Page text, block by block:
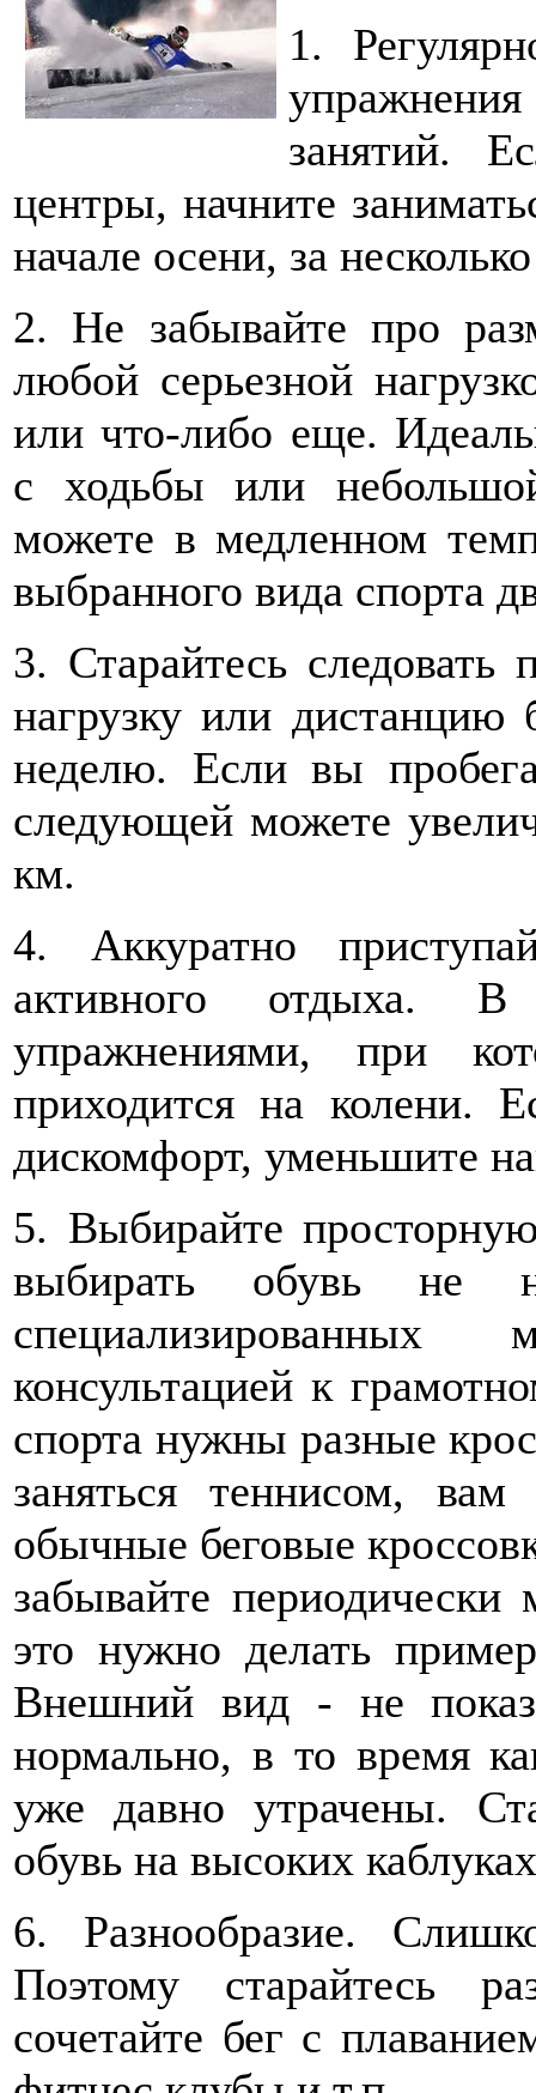
1.
занятий.
центры, начните
начале осени, за
2. Не забывайте про
любой серьезной
или что-либо еще.
с ходьбы или
можете в медленном
выбранного вида спорта
3. Старайтесь
нагрузку или
неделю. Если вы
следующей можете
км.
4. Аккуратно
активного отдыха. В
упражнениями, при
приходится на колени.
дискомфорт, уменьшите
5. Выбирайте
выбирать обувь
консультацией к
спорта нужны разные
заняться теннисом, вам
обычные беговые
забывайте
это нужно делать
Внешний вид - не
нормально, в то время
уже давно утрачены.
обувь на высоких
6. Разнообразие.
Поэтому старайтесь
сочетайте бег с